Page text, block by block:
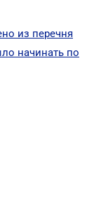
из перечня
начинать по